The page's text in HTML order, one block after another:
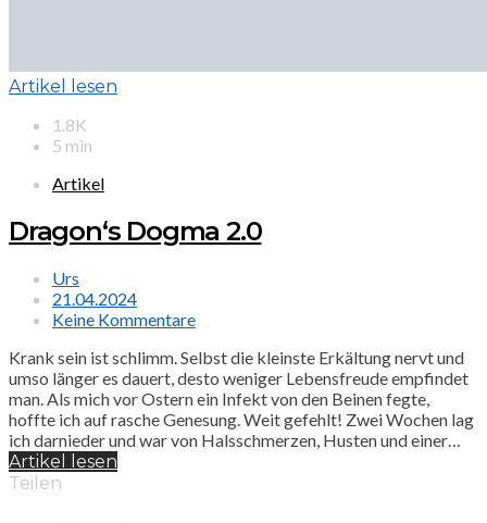
Artikel lesen
1.8K
5 min
Artikel
Dragon‘s Dogma 2.0
Urs
21.04.2024
Keine Kommentare
Krank sein ist schlimm. Selbst die kleinste Erkältung nervt und
umso länger es dauert, desto weniger Lebensfreude empfindet
man. Als mich vor Ostern ein Infekt von den Beinen fegte,
hoffte ich auf rasche Genesung. Weit gefehlt! Zwei Wochen lag
ich darnieder und war von Halsschmerzen, Husten und einer…
Artikel lesen
Teilen